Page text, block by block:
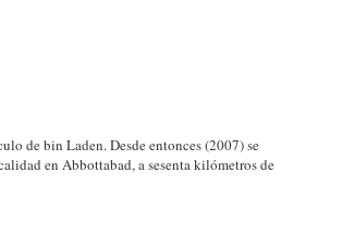
de bin Laden. Desde entonces (2007) se
en Abbottabad, a sesenta kilómetros de